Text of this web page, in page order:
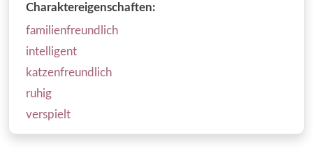
Charaktereigenschaften:
familienfreundlich
intelligent
katzenfreundlich
ruhig
verspielt